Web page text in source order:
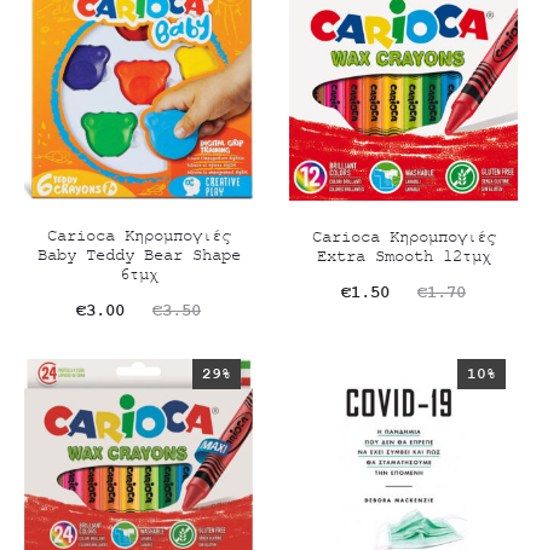
€3.20.
είναι:
€2.70.
Carioca Κηρομπογιές
Baby Teddy Bear Shape
6τμχ
€3.50
Original
was:
€3.50.
€3.00
Η
τιμή
είναι:
€3.00.
Carioca Κηρομπογιές
Extra Smooth 12τμχ
€1.70
Original
€1.70.
€1.50
Η
29% 10%